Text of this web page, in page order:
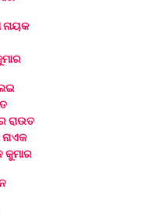
ନାୟକ
ରାଉତ
କୁମାର